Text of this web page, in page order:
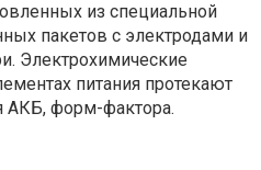
из специальной
пакетов с электродами и
Электрохимические
питания протекают
АКБ, форм-фактора.